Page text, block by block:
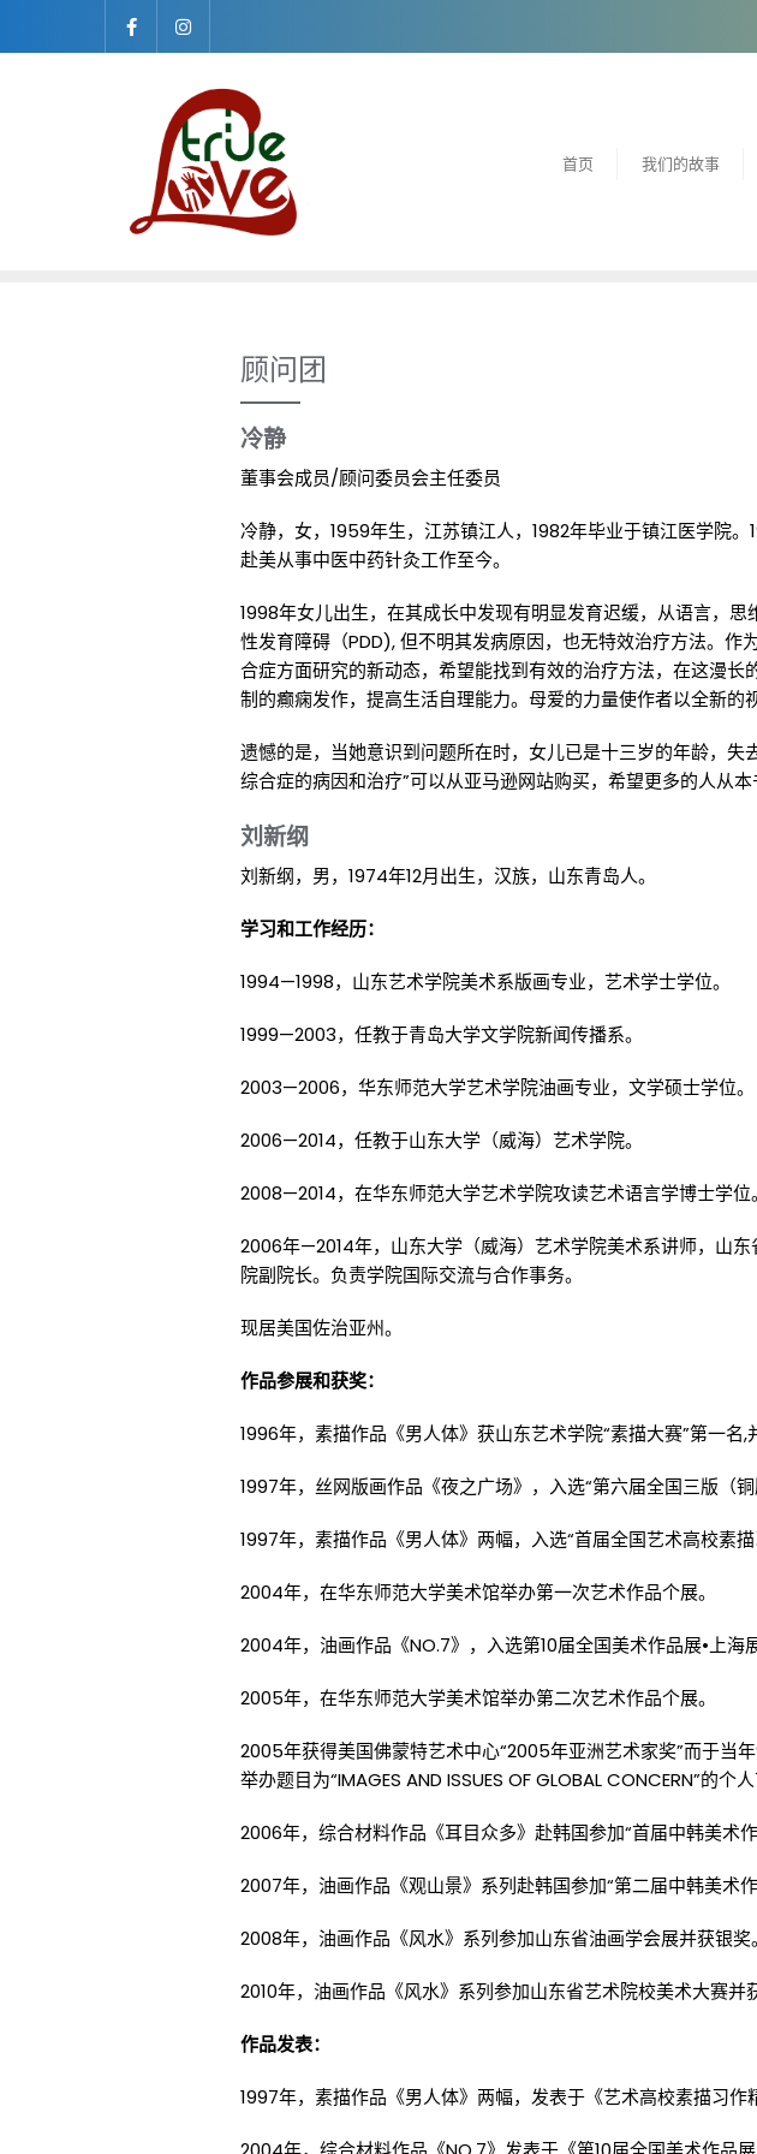
首页 我们的故事
顾问团
冷静
董事会成员/顾问委员会主任委员
冷静，女，1959年生，江苏镇江人，1982年毕业于镇江医学院
赴美从事中医中药针灸工作至今。
1998年女儿出生，在其成长中发现有明显发育迟缓，从语言，
性发育障碍（PDD), 但不明其发病原因，也无特效治疗方法。
合症方面研究的新动态，希望能找到有效的治疗方法，在这漫
制的癫痫发作，提高生活自理能力。母爱的力量使作者以全新的
遗憾的是，当她意识到问题所在时，女儿已是十三岁的年龄，
综合症的病因和治疗”可以从亚马逊网站购买，希望更多的人从本
刘新纲
刘新纲，男，1974年12月出生，汉族，山东青岛人。
学习和工作经历：
1994—1998，山东艺术学院美术系版画专业，艺术学士学位。
1999—2003，任教于青岛大学文学院新闻传播系。
2003—2006，华东师范大学艺术学院油画专业，文学硕士学位。
2006—2014，任教于山东大学（威海）艺术学院。
2008—2014，在华东师范大学艺术学院攻读艺术语言学博士学位。
2006年—2014年，山东大学（威海）艺术学院美术系讲师，山
院副院长。负责学院国际交流与合作事务。
现居美国佐治亚州。
作品参展和获奖：
1996年，素描作品《男人体》获山东艺术学院“素描大赛”第一名,
1997年，丝网版画作品《夜之广场》，入选“第六届全国三版（铜
1997年，素描作品《男人体》两幅，入选“首届全国艺术高校素
2004年，在华东师范大学美术馆举办第一次艺术作品个展。
2004年，油画作品《NO.7》，入选第10届全国美术作品展•上海
2005年，在华东师范大学美术馆举办第二次艺术作品个展。
2005年获得美国佛蒙特艺术中心“2005年亚洲艺术家奖”而于当
举办题目为“IMAGES AND ISSUES OF GLOBAL CONCERN”的个
2006年，综合材料作品《耳目众多》赴韩国参加“首届中韩美术
2007年，油画作品《观山景》系列赴韩国参加“第二届中韩美术
2008年，油画作品《风水》系列参加山东省油画学会展并获银奖。
2010年，油画作品《风水》系列参加山东省艺术院校美术大赛并
作品发表：
1997年，素描作品《男人体》两幅，发表于《艺术高校素描习作